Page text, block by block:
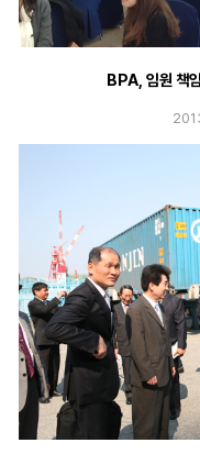
BPA, 임원 책